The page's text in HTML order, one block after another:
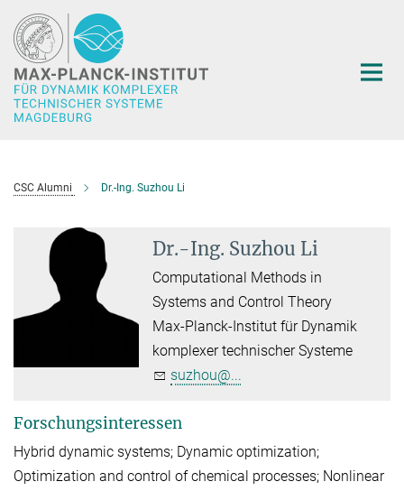
Hauptinhalt
CSC Alumni Dr.-Ing. Suzhou Li
Dr.-Ing. Suzhou Li
Computational Methods in
Systems and Control Theory
Max-Planck-Institut für Dynamik
komplexer technischer Systeme
suzhou@...
Forschungsinteressen
Hybrid dynamic systems; Dynamic optimization;
Optimization and control of chemical processes; Nonlinear